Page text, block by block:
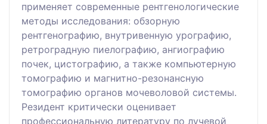
применяет современные рентгенологические
методы исследования: обзорную
рентгенографию, внутривенную урографию,
ретроградную пиелографию, ангиографию
почек, цистографию, а также компьютерную
томографию и магнитно-резонансную
томографию органов мочеволовой системы.
Резидент критически оценивает
профессиональную литературу по лучевой